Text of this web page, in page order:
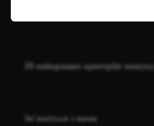
20 найкращих критеріїв пошуку
Зв'яжіться з нами